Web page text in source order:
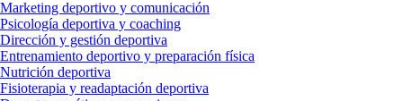
Marketing deportivo y comunicación
Psicología deportiva y coaching
Dirección y gestión deportiva
Entrenamiento deportivo y preparación física
Nutrición deportiva
Fisioterapia y readaptación deportiva